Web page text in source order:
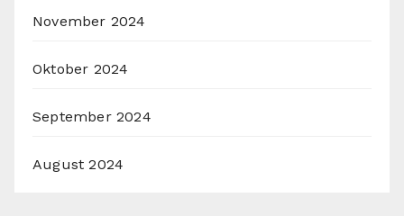
November 2024
Oktober 2024
September 2024
August 2024